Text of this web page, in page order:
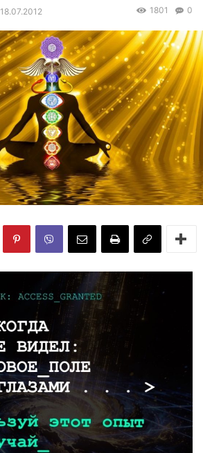
18.07.2012 0
1801